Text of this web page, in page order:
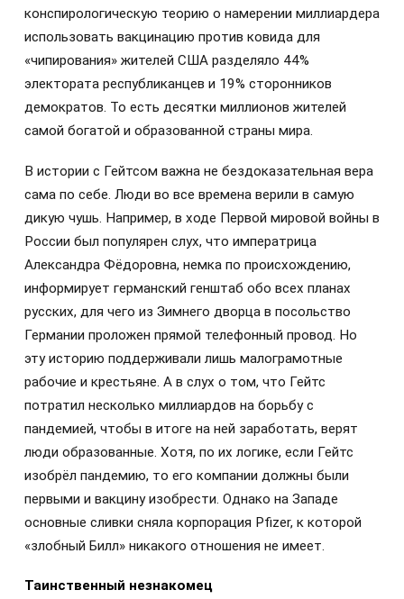
конспирологическую теорию о намерении миллиардера
использовать вакцинацию против ковида для
«чипирования» жителей США разделяло 44%
электората республиканцев и 19% сторонников
демократов. То есть десятки миллионов жителей
самой богатой и образованной страны мира.
В истории с Гейтсом важна не бездоказательная вера
сама по себе. Люди во все времена верили в самую
дикую чушь. Например, в ходе Первой мировой войны в
России был популярен слух, что императрица
Александра Фёдоровна, немка по происхождению,
информирует германский генштаб обо всех планах
русских, для чего из Зимнего дворца в посольство
Германии проложен прямой телефонный провод. Но
эту историю поддерживали лишь малограмотные
рабочие и крестьяне. А в слух о том, что Гейтс
потратил несколько миллиардов на борьбу с
пандемией, чтобы в итоге на ней заработать, верят
люди образованные. Хотя, по их логике, если Гейтс
изобрёл пандемию, то его компании должны были
первыми и вакцину изобрести. Однако на Западе
основные сливки сняла корпорация Pfizer, к которой
«злобный Билл» никакого отношения не имеет.
Таинственный незнакомец